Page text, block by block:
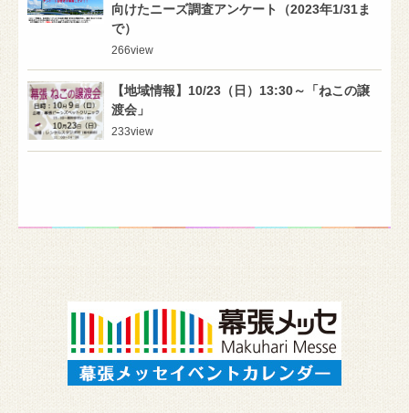
向けたニーズ調査アンケート（2023年1/31ま
で）
266view
【地域情報】10/23（日）13:30～「ねこの譲
渡会」
233view